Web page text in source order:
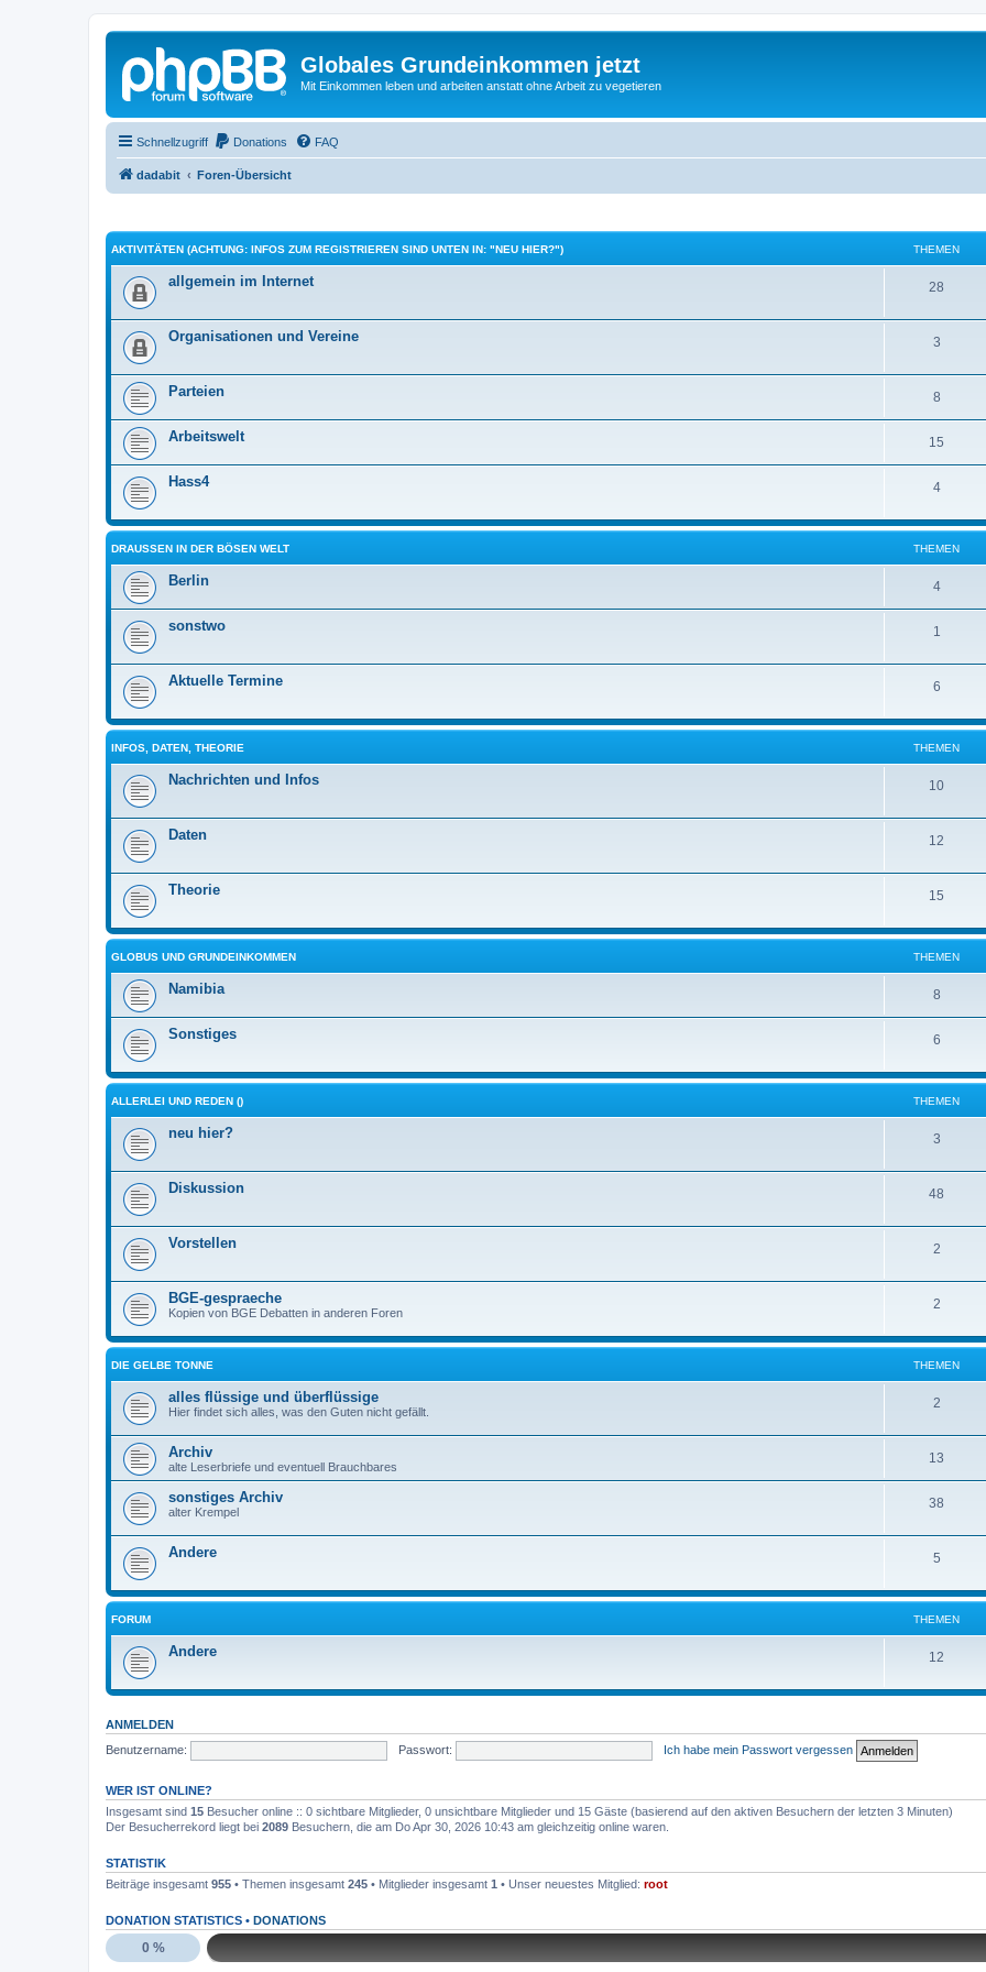
Globales Grundeinkommen jetzt
Mit Einkommen leben und arbeiten anstatt ohne Arbeit zu vegetieren
Schnellzugriff Donations FAQ
dadabit Foren-Übersicht
AKTIVITÄTEN (ACHTUNG: INFOS ZUM REGISTRIEREN SIND UNTEN IN: "NEU HIER?") THEMEN
allgemein im Internet 28
Organisationen und Vereine 3
Parteien 8
Arbeitswelt 15
Hass4 4
DRAUSSEN IN DER BÖSEN WELT THEMEN
Berlin 4
sonstwo 1
Aktuelle Termine 6
INFOS, DATEN, THEORIE THEMEN
Nachrichten und Infos 10
Daten 12
Theorie 15
GLOBUS UND GRUNDEINKOMMEN THEMEN
Namibia 8
Sonstiges 6
ALLERLEI UND REDEN () THEMEN
neu hier? 3
Diskussion 48
Vorstellen 2
BGE-gespraeche
Kopien von BGE Debatten in anderen Foren
2
DIE GELBE TONNE THEMEN
alles flüssige und überflüssige
Hier findet sich alles, was den Guten nicht gefällt.
2
Archiv
alte Leserbriefe und eventuell Brauchbares
13
sonstiges Archiv
alter Krempel
38
Andere 5
FORUM THEMEN
Andere 12
ANMELDEN
Benutzername:
Passwort: Ich habe mein Passwort vergessen
WER IST ONLINE?
Insgesamt sind 15 Besucher online :: 0 sichtbare Mitglieder, 0 unsichtbare Mitglieder und 15 Gäste (basierend auf den aktiven Besuchern der letzten 3 Minuten)
Der Besucherrekord liegt bei 2089 Besuchern, die am Do Apr 30, 2026 10:43 am gleichzeitig online waren.
STATISTIK
Beiträge insgesamt 955 • Themen insgesamt 245 • Mitglieder insgesamt 1 • Unser neuestes Mitglied: root
DONATION STATISTICS • DONATIONS
0 %